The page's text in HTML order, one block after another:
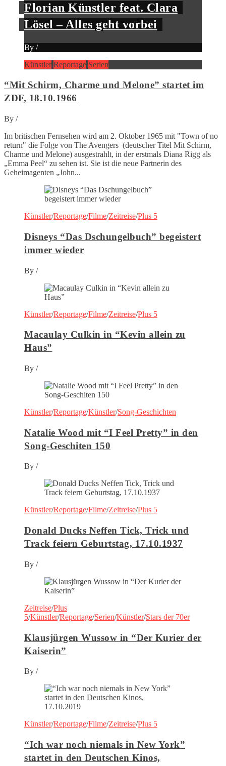
Florian Künstler feat. Clara
Lösel – Alles geht vorbei
By /
Künstler Reportage Serien
“Mit Schirm, Charme und Melone” startet im
ZDF, 18.10.1966
By /
Im britischen Fernsehen wird am 2. Oktober 1965 mit "Town of no
return" die Folge von The Avengers (deutscher Titel Mit Schirm,
Charme und Melone) ausgestrahlt, in der erstmals Diana Rigg als
„Emma Peel“ zu sehen ist. Sie ist die neue Partnerin des
Geheimagenten „John...
Künstler/Reportage/Filme/Zeitreise/Plus 5
Disneys “Das Dschungelbuch” begeistert
immer wieder
By /
Künstler/Reportage/Filme/Zeitreise/Plus 5
Macaulay Culkin in “Kevin allein zu
Haus”
By /
Künstler/Reportage/Künstler/Song-Geschichten
Natalie Wood mit “I Feel Pretty” in den
Song-Geschiten 150
By /
Künstler/Reportage/Filme/Zeitreise/Plus 5
Donald Ducks Neffen Tick, Trick und
Track feiern Geburtstag, 17.10.1937
By /
Zeitreise/Plus
5/Künstler/Reportage/Serien/Künstler/Stars der 70er
Klausjürgen Wussow in “Der Kurier der
Kaiserin”
By /
Künstler/Reportage/Filme/Zeitreise/Plus 5
“Ich war noch niemals in New York”
startet in den Deutschen Kinos,